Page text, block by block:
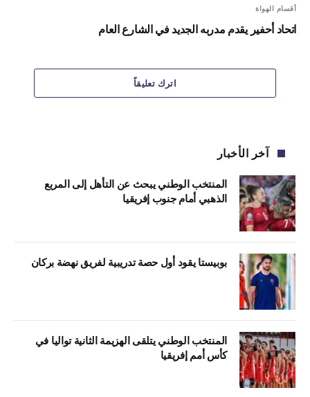
أقسام الهواة
اتحاد أحفير يقدم مدربه الجديد في الشارع العام
اترك تعليقاً
آخر الأخبار
المنتخب الوطني يبحث عن التأهل إلى المربع
الذهبي أمام جنوب إفريقيا
بوبيستا يقود أول حصة تدريبية لفريق نهضة بركان
المنتخب الوطني يتلقى الهزيمة الثانية تواليا في
كأس أمم إفريقيا